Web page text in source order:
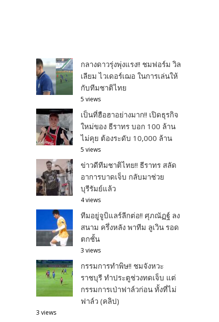
กลางดาวรุ่งพุ่งแรง!! ชมฟอร์ม วิล
เลียม ไวเดอร์เฌอ ในการเล่นให้
กับทีมชาติไทย
5 views
เป็นที่ฮือฮาอย่างมาก!! เปิดธุรกิจ
ใหม่ของ ธีราทร บอก 100 ล้าน
ไม่คุย ต้องระดับ 10,000 ล้าน
5 views
ข่าวดีทีมชาติไทย!! ธีราทร สลัด
อาการบาดเจ็บ กลับมาช่วย
บุรีรัมย์แล้ว
4 views
ทีมอยู่จูบิแลร์ลีกต่อ!! ศุภณัฏฐ์ ลง
สนาม ครึ่งหลัง พาทีม ลูเวิน รอด
ตกชั้น
3 views
กรรมการทำพิษ!! ชมจังหวะ
ราชบุรี ทำประตูช่วงทดเจ็บ แต่
กรรมการเป่าฟาล์วก่อน ทั้งที่ไม่
ฟาล์ว (คลิป)
3 views